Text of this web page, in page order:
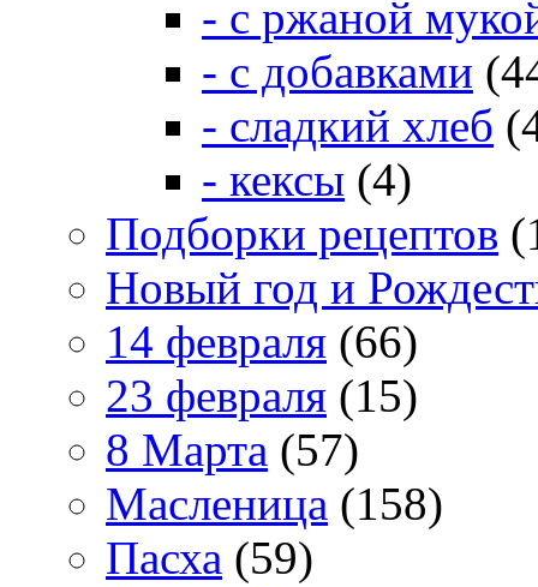
- с ржаной
- с добавками
- сладкий хлеб
- кексы (4)
Подборки рецептов
Новый год и
14 февраля (66)
23 февраля (15)
8 Марта (57)
Масленица (158)
Пасха (59)